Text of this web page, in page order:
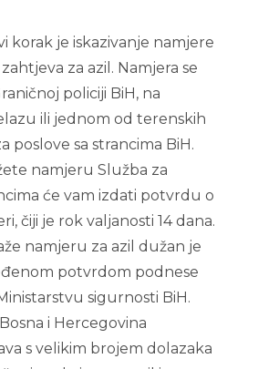
korak je iskazivanje namjere
za azil. Namjera se
policiji BiH, na
ili jednom od terenskih
poslove sa strancima BiH.
namjeru Služba za
će vam izdati potvrdu o
čiji je rok valjanosti 14 dana.
namjeru za azil dužan je
potvrdom podnese
sigurnosti BiH.
i Hercegovina
s velikim brojem dolazaka